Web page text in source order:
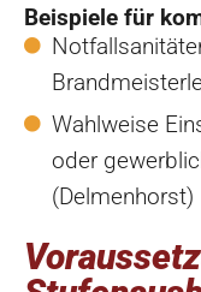
Beispiele für
Wahlweise
oder
(Delmenhorst)